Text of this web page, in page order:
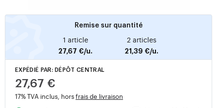
Remise sur quantité
1 article
27,67 €/u.
2 articles
21,39 €/u.
EXPÉDIÉ PAR: DÉPÔT CENTRAL
27,67 €
17% TVA inclus, horsfrais de livraison